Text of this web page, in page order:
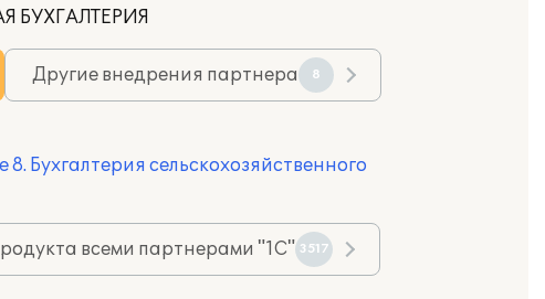
БУХГАЛТЕРИЯ
Другие внедрения партнера 8
Бухгалтерия сельскохозяйственного
всеми партнерами "1С" 3517